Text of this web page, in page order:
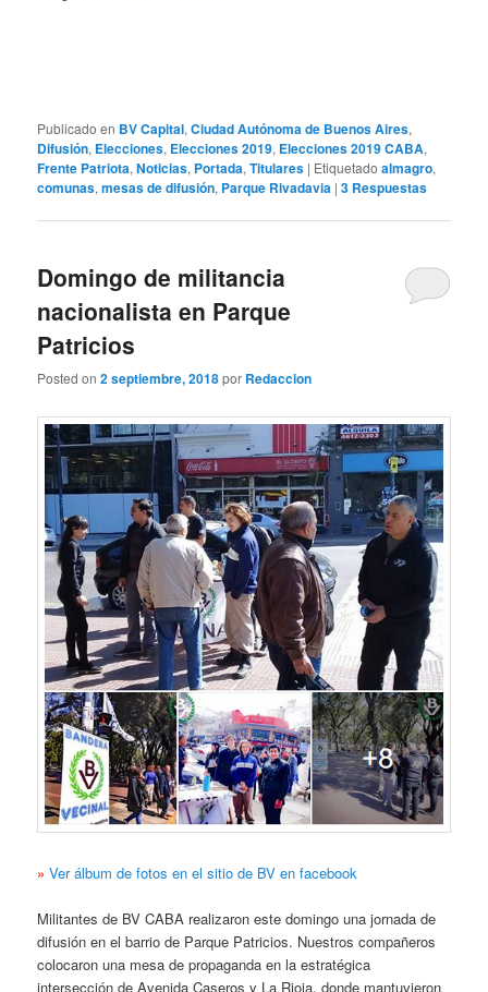
Publicado en BV Capital,Ciudad Autónoma de Buenos Aires,
Difusión, Elecciones, Elecciones 2019, Elecciones 2019 CABA,
Frente Patriota,Noticias, Portada,Titulares | Etiquetado almagro,
comunas,mesas de difusión, Parque Rivadavia |3 Respuestas
Domingo de militancia
nacionalista en Parque
Patricios
Posted on2 septiembre, 2018por Redaccion
» Ver álbum de fotos en el sitio de BV en facebook
Militantes de BV CABA realizaron este domingo una jornada de
difusión en el barrio de Parque Patricios. Nuestros compañeros
colocaron una mesa de propaganda en la estratégica
intersección de Avenida Caseros y La Rioja, donde mantuvieron